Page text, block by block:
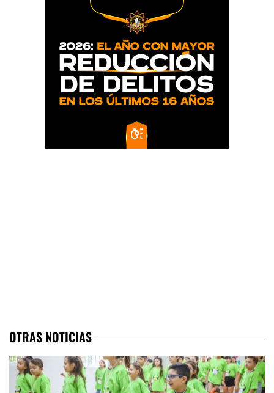
OTRAS NOTICIAS